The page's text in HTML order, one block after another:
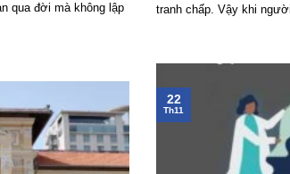
tranh chấp. Vậy khi
qua đời mà không lập
22
Th11